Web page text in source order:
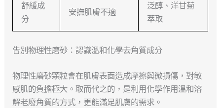
舒緩成
分
安撫肌膚不適
泛醇、洋甘菊
萃取
告別物理性磨砂：認識溫和化學去角質成分
物理性磨砂顆粒會在肌膚表面造成摩擦與微損傷，對敏
感肌的負擔極大。取而代之的，是利用化學作用溫和溶
解老廢角質的方式，更能滿足肌膚的需求。